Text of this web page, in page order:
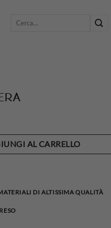
Cerca:
AL CARRELLO
DI ALTISSIMA QUALITÀ